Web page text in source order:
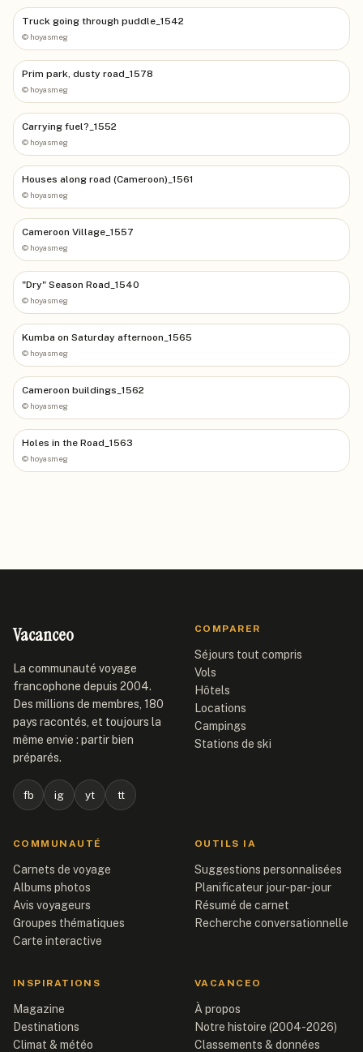
Truck going through puddle_1542
© hoyasmeg
Prim park, dusty road_1578
© hoyasmeg
Carrying fuel?_1552
© hoyasmeg
Houses along road (Cameroon)_1561
© hoyasmeg
Cameroon Village_1557
© hoyasmeg
"Dry" Season Road_1540
© hoyasmeg
Kumba on Saturday afternoon_1565
© hoyasmeg
Cameroon buildings_1562
© hoyasmeg
Holes in the Road_1563
© hoyasmeg
Vacanceo
La communauté voyage
francophone depuis 2004.
Des millions de membres, 180
pays racontés, et toujours la
même envie : partir bien
préparés.
fb ig yt tt
COMPARER
Séjours tout compris
Vols
Hôtels
Locations
Campings
Stations de ski
COMMUNAUTÉ
Carnets de voyage
Albums photos
Avis voyageurs
Groupes thématiques
Carte interactive
OUTILS IA
Suggestions personnalisées
Planificateur jour-par-jour
Résumé de carnet
Recherche conversationnelle
INSPIRATIONS
Magazine
Destinations
Climat & météo
VACANCEO
À propos
Notre histoire (2004-2026)
Classements & données